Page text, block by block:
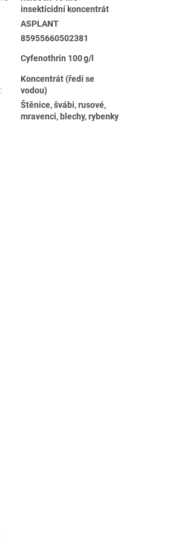
insekticidní koncentrát
ASPLANT
85955660502381
Cyfenothrin 100 g/l
:
Koncentrát (ředí se
vodou)
Štěnice, švábi, rusové,
mravenci, blechy, rybenky